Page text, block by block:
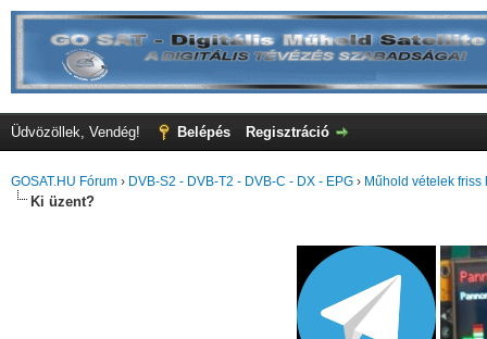
Üdvözöllek, Vendég! Belépés Regisztráció
GOSAT.HU Fórum › DVB-S2 - DVB-T2 - DVB-C - DX - EPG › Műhold vételek friss
Ki üzent?